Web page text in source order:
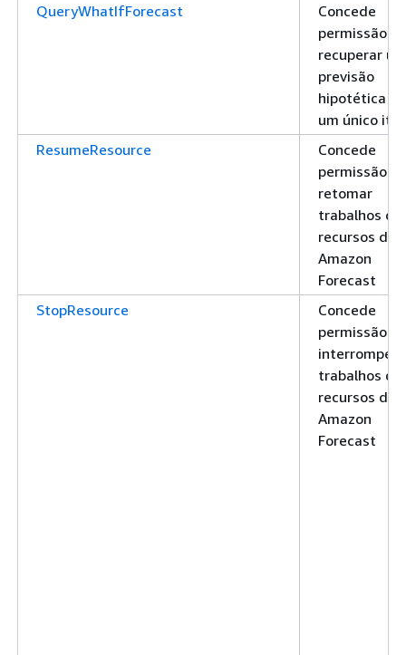
QueryWhatIfForecast
Concede
permissão
recuperar
previsão
hipotética
um único
ResumeResource
Concede
permissão
retomar
trabalhos de
recursos do
Amazon
Forecast
StopResource
Concede
permissão
interromper
trabalhos de
recursos do
Amazon
Forecast